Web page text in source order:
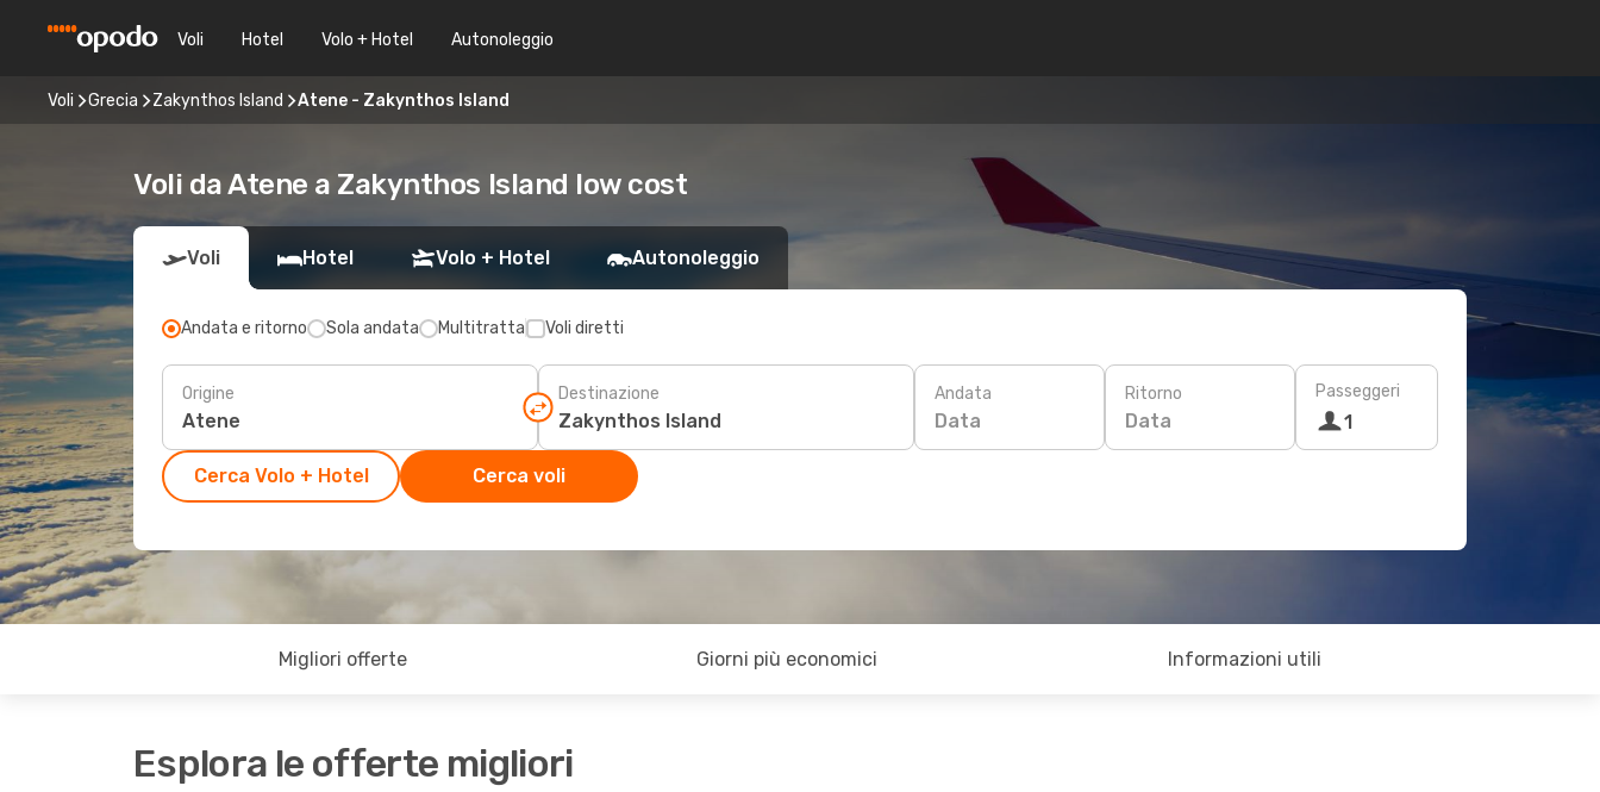
Voli Hotel Volo + Hotel Autonoleggio
Voli Grecia Zakynthos Island Atene - Zakynthos Island
Voli da Atene a Zakynthos Island low cost
Voli Hotel Volo + Hotel Autonoleggio
Andata e ritorno Sola andata Multitratta Voli diretti
Origine Destinazione Andata
Data
Ritorno
Data
Passeggeri
1
Cerca Volo + Hotel Cerca voli
Migliori offerte Giorni più economici Informazioni utili
Esplora le offerte migliori